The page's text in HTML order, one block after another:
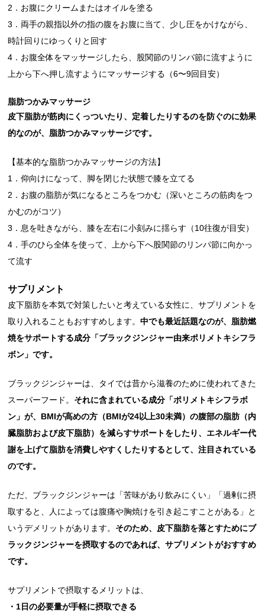
2．お腹にクリームまたはオイルを塗る
3．両手の親指以外の指の腹をお腹に当て、少し圧をかけながら、
時計回りにゆっくりと回す
4．お腹全体をマッサージしたら、股関節のリンパ節に流すように
上から下へ押し流すようにマッサージする（6〜9回目安）
脂肪つかみマッサージ
皮下脂肪が筋肉にくっついたり、定着したりするのを防ぐのに効果
的なのが、脂肪つかみマッサージです。
【基本的な脂肪つかみマッサージの方法】
1．仰向けになって、脚を閉じた状態で膝を立てる
2．お腹の脂肪が気になるところをつかむ（深いところの筋肉をつ
かむのがコツ）
3．息を吐きながら、膝を左右に小刻みに揺らす（10往復が目安）
4．手のひら全体を使って、上から下へ股関節のリンパ節に向かっ
て流す
サプリメント
皮下脂肪を本気で対策したいと考えている女性に、サプリメントを
取り入れることもおすすめします。中でも最近話題なのが、脂肪燃
焼をサポートする成分「ブラックジンジャー由来ポリメトキシフラ
ボン」です。
ブラックジンジャーは、タイでは昔から滋養のために使われてきた
スーパーフード。 それに含まれている成分「ポリメトキシフラボ
ン」が、BMIが高めの方（BMIが24以上30未満）の腹部の脂肪（内
臓脂肪および皮下脂肪）を減らすサポートをしたり、エネルギー代
謝を上げて脂肪を消費しやすくしたりするとして、注目されている
のです。
ただ、ブラックジンジャーは「苦味があり飲みにくい」「過剰に摂
取すると、人によっては腹痛や胸焼けを引き起こすことがある」と
いうデメリットがあります。 そのため、皮下脂肪を落とすためにブ
ラックジンジャーを摂取するのであれば、サプリメントがおすすめ
です。
サプリメントで摂取するメリットは、
・1日の必要量が手軽に摂取できる